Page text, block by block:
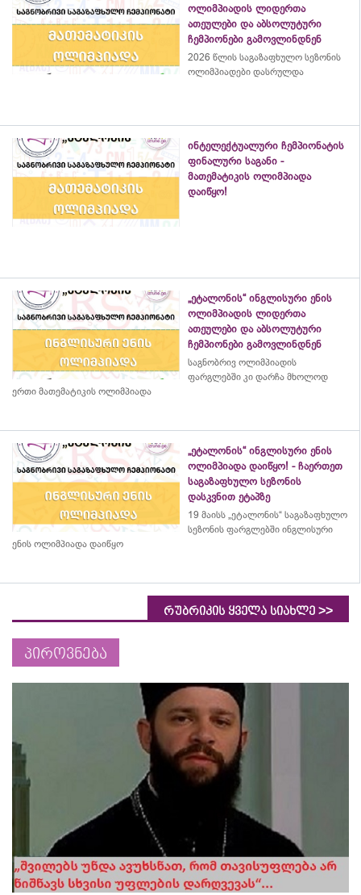
ოლიმპიადის ლიდერთა
ათეულები და აბსოლუტური
ჩემპიონები გამოვლინდნენ
2026 წლის საგაზაფხულო სეზონის
ოლიმპიადები დასრულდა
ინტელექტუალური ჩემპიონატის
ფინალური საგანი -
მათემატიკის ოლიმპიადა
დაიწყო!
„ეტალონის“ ინგლისური ენის
ოლიმპიადის ლიდერთა
ათეულები და აბსოლუტური
ჩემპიონები გამოვლინდნენ
საგნობრივ ოლიმპიადის
ფარგლებში კი დარჩა მხოლოდ
ერთი მათემატიკის ოლიმპიადა
„ეტალონის“ ინგლისური ენის
ოლიმპიადა დაიწყო! - ჩაერთეთ
საგაზაფხულო სეზონის
დასკვნით ეტაპზე
19 მაისს „ეტალონის“ საგაზაფხულო
სეზონის ფარგლებში ინგლისური
ენის ოლიმპიადა დაიწყო
რუბრიკის ყველა სიახლე >>
პიროვნება